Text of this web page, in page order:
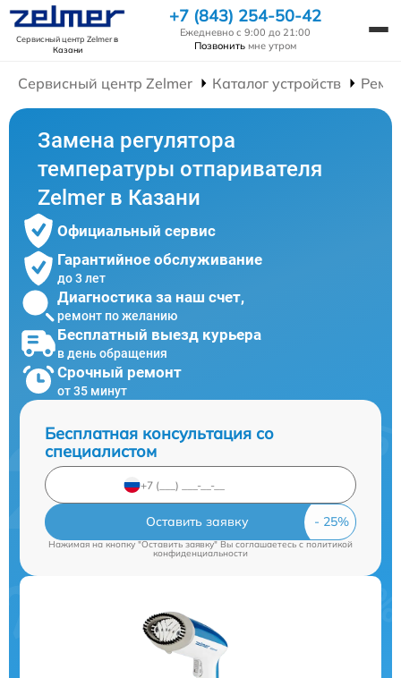
Сервисный центр Zelmerв
Казани
+7 (843) 254-50-42
Ежедневно с 9:00 до 21:00
Позвонить мне утром
Сервисный центр Zelmer Каталог устройств
Замена регулятора
температуры отпаривателя
Zelmer в Казани
Официальный сервис
Гарантийное обслуживание
до 3 лет
Диагностика за наш счет,
ремонт по желанию
Бесплатный выезд курьера
в день обращения
Срочный ремонт
от 35 минут
Бесплатная консультация со
специалистом
Оставить заявку
Нажимая на кнопку "Оставить заявку" Вы соглашаетесь c политикой
конфиденциальности